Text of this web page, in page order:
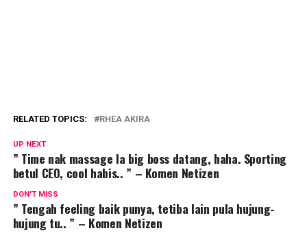
RELATED TOPICS: RHEA AKIRA
UP NEXT
” Time nak massage la big boss datang, haha. Sporting
betul CEO, cool habis.. ” – Komen Netizen
DON'T MISS
” Tengah feeling baik punya, tetiba lain pula hujung-
hujung tu.. ” – Komen Netizen